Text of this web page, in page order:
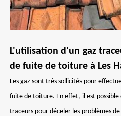
L'utilisation d'un gaz
de fuite de toiture à Les
Les gaz sont très sollicités pour
fuite de toiture. En effet, il est possible
traceurs pour déceler les problèmes